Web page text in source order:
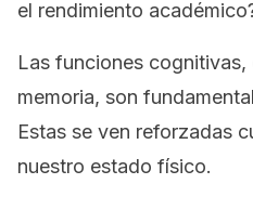
el rendimiento
Las funciones
memoria, son
Estas se ven reforzadas
nuestro estado físico.